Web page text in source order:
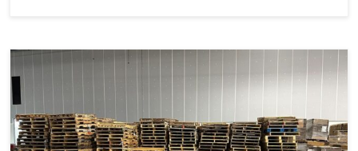
OpenUSD 및 합성 데이터를 사용한 팔레트 감지 모델 개발